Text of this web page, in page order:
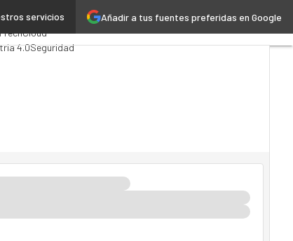
Añadir a tus fuentes preferidas en Google
servicios
Cloud
4.0Seguridad